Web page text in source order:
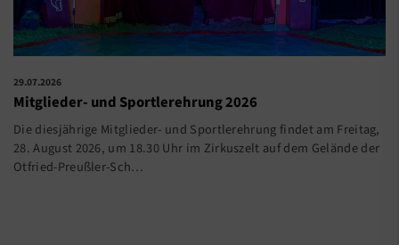
29.07.2026
Mitglieder- und Sportlerehrung 2026
Die diesjährige Mitglieder- und Sportlerehrung findet am Freitag,
28. August 2026, um 18.30 Uhr im Zirkuszelt auf dem Gelände der
Otfried-Preußler-Sch…